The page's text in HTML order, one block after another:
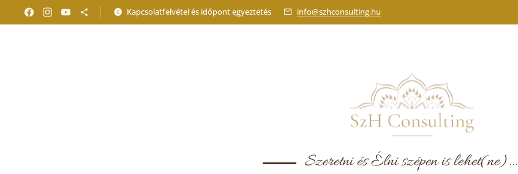
Kapcsolatfelvétel és időpont egyeztetés info@szhconsulting.hu
Szeretni és Élni szépen is lehet(ne)...